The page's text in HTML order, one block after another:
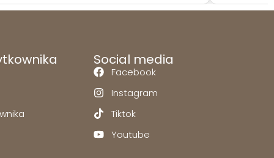
Social media
Facebook
Instagram
Tiktok
Youtube